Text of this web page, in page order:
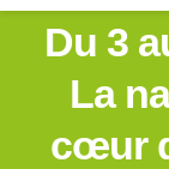
Du 3
La
cœur